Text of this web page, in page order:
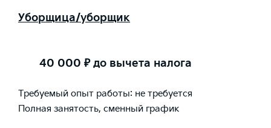
Уборщица/уборщик
40 000 ₽до вычета налога
Требуемый опыт работы: не требуется
Полная занятость, сменный график